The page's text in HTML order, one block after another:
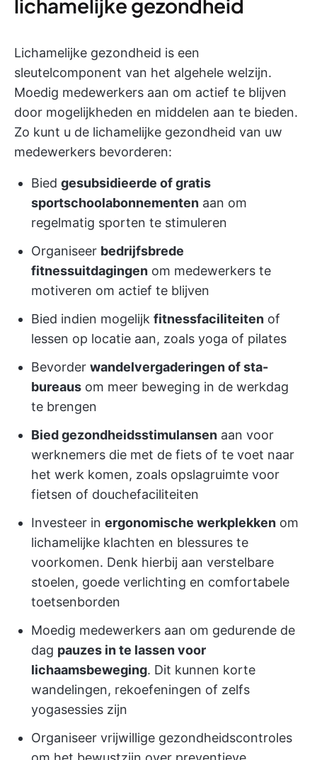
lichamelijke gezondheid
Lichamelijke gezondheid is een
sleutelcomponent van het algehele welzijn.
Moedig medewerkers aan om actief te blijven
door mogelijkheden en middelen aan te bieden.
Zo kunt u de lichamelijke gezondheid van uw
medewerkers bevorderen:
Bied gesubsidieerde of gratis
sportschoolabonnementen aan om
regelmatig sporten te stimuleren
Organiseer bedrijfsbrede
fitnessuitdagingen om medewerkers te
motiveren om actief te blijven
Bied indien mogelijk fitnessfaciliteiten of
lessen op locatie aan, zoals yoga of pilates
Bevorder wandelvergaderingen of sta-
bureaus om meer beweging in de werkdag
te brengen
Bied gezondheidsstimulansen aan voor
werknemers die met de fiets of te voet naar
het werk komen, zoals opslagruimte voor
fietsen of douchefaciliteiten
Investeer in ergonomische werkplekken om
lichamelijke klachten en blessures te
voorkomen. Denk hierbij aan verstelbare
stoelen, goede verlichting en comfortabele
toetsenborden
Moedig medewerkers aan om gedurende de
dag pauzes in te lassen voor
lichaamsbeweging. Dit kunnen korte
wandelingen, rekoefeningen of zelfs
yogasessies zijn
Organiseer vrijwillige gezondheidscontroles